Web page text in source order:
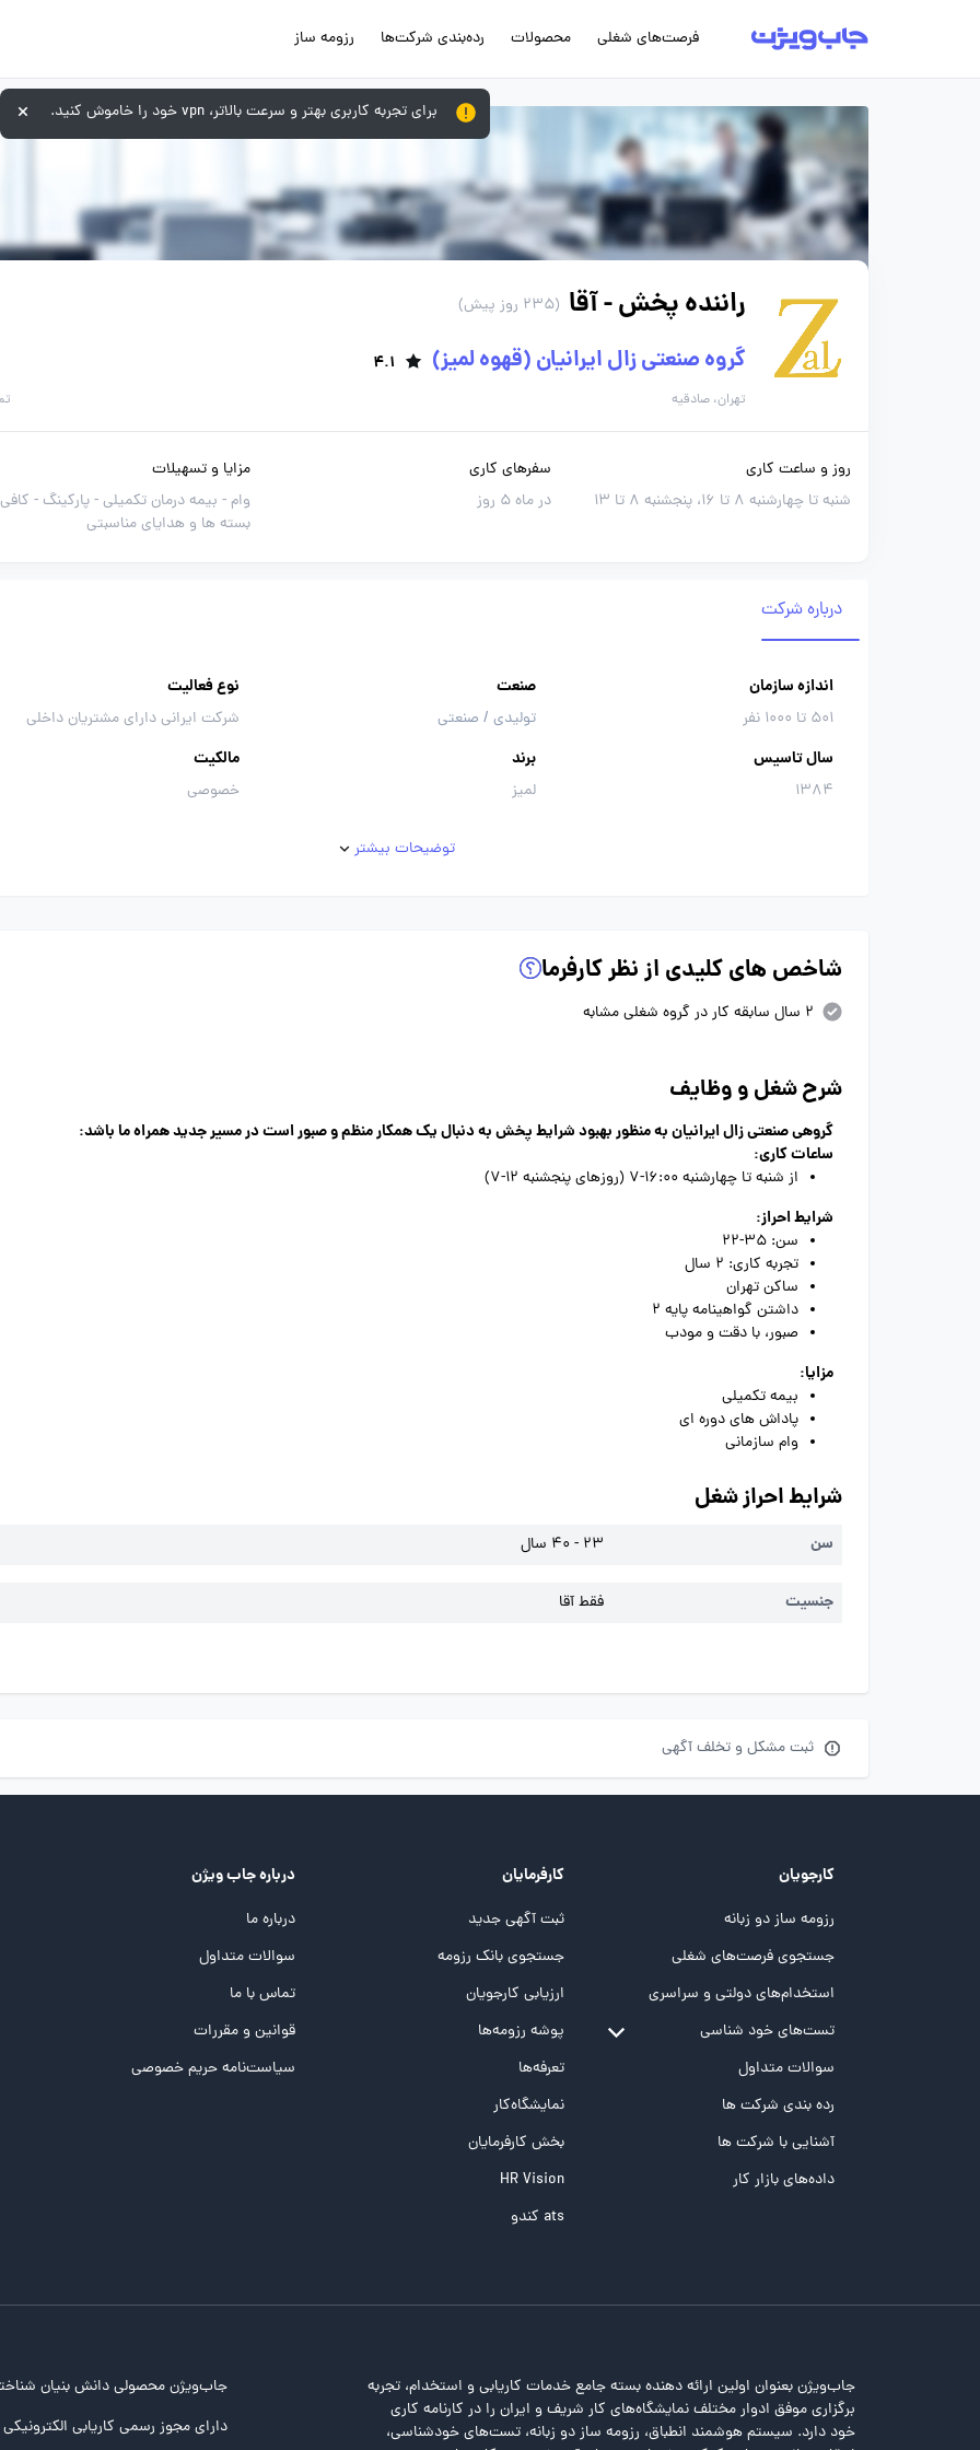
فرصت‌های شغلی محصولات رده‌بندی شرکت‌ها رزومه ساز
راننده پخش - آقا (235 روز پیش)
گروه صنعتی زال ایرانیان (قهوه لمیز) 4.1
تهران، صادقیه
روز و ساعت کاری
شنبه تا چهارشنبه 8 تا 16، پنجشنبه 8 تا 13
سفرهای کاری
در ماه 5 روز
مزایا و تسهیلات
وام - بیمه درمان تکمیلی - پارکینگ -
بسته ها و هدایای مناسبتی
درباره شرکت
اندازه سازمان
501 تا 1000 نفر
صنعت
تولیدی / صنعتی
نوع فعالیت
شرکت ایرانی دارای مشتریان داخلی
سال تاسیس
1384
برند
لمیز
مالکیت
خصوصی
توضیحات بیشتر
شاخص های کلیدی از نظر کارفرما
2 سال سابقه کار در گروه شغلی مشابه
شرح شغل و وظایف
گروهی صنعتی زال ایرانیان به منظور بهبود شرایط پخش به دنبال یک همکار منظم و صبور است در مسیر جدید همراه ما باشد:
ساعات کاری:
از شنبه تا چهارشنبه 16:00-7 (روزهای پنجشنبه 12-7)
شرایط احراز:
سن: 35-22
تجربه کاری: 2 سال
ساکن تهران
داشتن گواهینامه پایه 2
صبور، با دقت و مودب
مزایا:
بیمه تکمیلی
پاداش های دوره ای
وام سازمانی
شرایط احراز شغل
سن 23 - 40 سال
جنسیت فقط آقا
ثبت مشکل و تخلف آگهی
کارجویان
رزومه ساز دو زبانه
جستجوی فرصت‌های شغلی
استخدام‌های دولتی و سراسری
تست‌های خود شناسی
تست MBTI
تست تیپ سنجی شغلی Holland
تست NEO
تست هوش های چندگانه
سوالات متداول
رده بندی شرکت ها
آشنایی با شرکت ها
داده‌های بازار کار
کارفرمایان
ثبت آگهی جدید
جستجوی بانک رزومه
ارزیابی کارجویان
پوشه‌‌ رزومه‌ها
تعرفه‌ها
نمایشگاه‌کار
بخش کارفرمایان
HR Vision
ats کندو
درباره جاب ویژن
درباره ما
سوالات متداول
تماس با ما
قوانین و مقررات
سیاست‌نامه حریم خصوصی
جاب‌ویژن بعنوان اولین ارائه دهنده بسته جامع خدمات کاریابی و استخدام، تجربه
برگزاری موفق ادوار مختلف نمایشگاه‌های کار شریف و ایران را در کارنامه کاری
خود دارد. سیستم هوشمند انطباق، رزومه ساز دو زبانه، تست‌های خودشناسی،
جاب‌ویژن محصولی دانش بنیان
دارای مجوز رسمی کاریابی
برای تجربه کاربری بهتر و سرعت بالاتر، vpn خود را خاموش کنید.